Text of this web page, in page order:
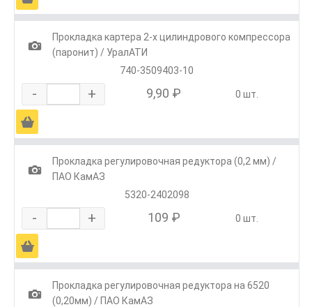
1
Прокладка картера 2-х цилиндрового компрессора
(паронит) / УралАТИ
740-3509403-10
- + 9,90 ₽ 0 шт.
Ä
1
Прокладка регулировочная редуктора (0,2 мм) /
ПАО КамАЗ
5320-2402098
- + 109 ₽ 0 шт.
Ä
1
Прокладка регулировочная редуктора на 6520
(0,20мм) / ПАО КамАЗ